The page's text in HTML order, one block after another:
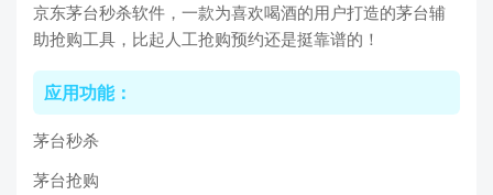
京东茅台秒杀软件，一款为喜欢喝酒的用户打造的茅台辅
助抢购工具，比起人工抢购预约还是挺靠谱的！
应用功能：
茅台秒杀
茅台抢购